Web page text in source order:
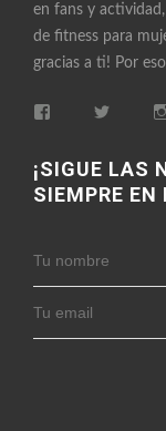
en fans y
de fitness para
gracias a ti! Por
en
Facebook
en
Twitter
¡SIGUE LAS
SIEMPRE EN